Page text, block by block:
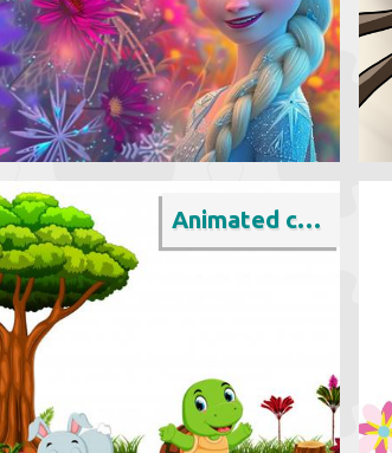
Animated cartoon